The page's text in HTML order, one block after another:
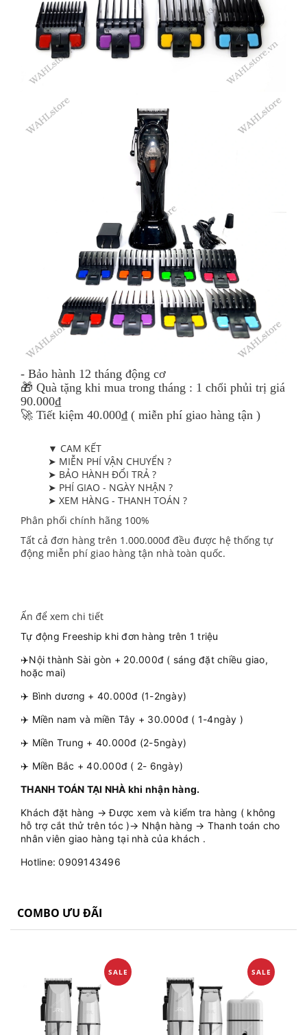
- Bảo hành 12 tháng động cơ
🎁 Quà tặng khi mua trong tháng : 1 chổi phủi trị giá
90.000₫
🚀 Tiết kiệm 40.000₫ ( miễn phí giao hàng tận )
▼ CAM KẾT
➤ MIỄN PHÍ VẬN CHUYỂN ?
➤ BẢO HÀNH ĐỔI TRẢ ?
➤ PHÍ GIAO - NGÀY NHẬN ?
➤ XEM HÀNG - THANH TOÁN ?
Phân phối chính hãng 100%
Tất cả đơn hàng trên 1.000.000đ đều được hệ thống tự
động miễn phí giao hàng tận nhà toàn quốc.
Ấn để xem chi tiết
Tự động Freeship khi đơn hàng trên 1 triệu
✈️Nội thành Sài gòn + 20.000đ ( sáng đặt chiều giao,
hoặc mai)
✈️ Bình dương + 40.000đ (1-2ngày)
✈️ Miền nam và miền Tây + 30.000đ ( 1-4ngày )
✈️ Miền Trung + 40.000đ (2-5ngày)
✈️ Miền Bắc + 40.000đ ( 2- 6ngày)
THANH TOÁN TẠI NHÀ khi nhận hàng.
Khách đặt hàng → Được xem và kiểm tra hàng ( không
hỗ trợ cắt thử trên tóc )→ Nhận hàng → Thanh toán cho
nhân viên giao hàng tại nhà của khách .
Hotline: 0909143496
COMBO ƯU ĐÃI
SALE SALE